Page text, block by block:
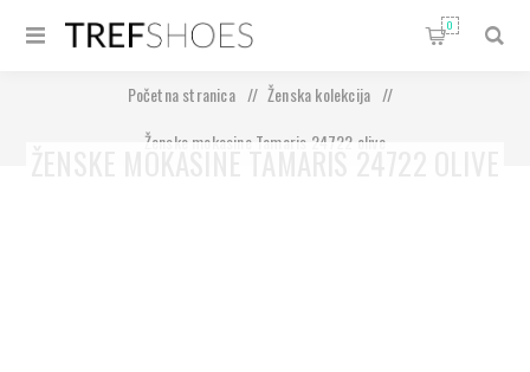
0
Početna stranica / Ženska kolekcija
/
Ženske mokasine Tamaris 24722 olive